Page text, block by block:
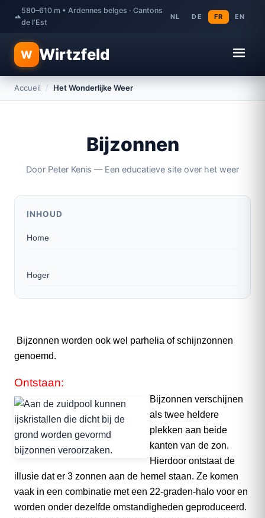
580–610 m • Ardennes belges · Cantons
de l'Est
NL DE FR EN
W Wirtzfeld
Accueil / Het Wonderlijke Weer
Bijzonnen
Door Peter Kenis — Een educatieve site over het weer
INHOUD
Home
Hoger
Bijzonnen worden ook wel parhelia of schijnzonnen
genoemd.
Ontstaan:
Bijzonnen verschijnen
als twee heldere
plekken aan beide
kanten van de zon.
Hierdoor ontstaat de
illusie dat er 3 zonnen aan de hemel staan. Ze komen
vaak in een combinatie met een 22-graden-halo voor en
worden onder dezelfde omstandigheden geproduceerd.